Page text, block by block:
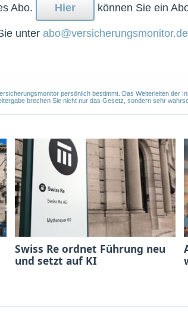
Abo.
Hier können Sie ein
unter abo@versicherungsmonitor.de
persönlich bestimmt. Das Weiterleiten der
brechen Sie nicht nur das Gesetz, sondern sehr
Swiss Re ordnet Führung neu
und setzt auf KI